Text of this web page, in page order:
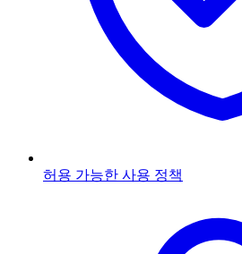
허용 가능한 사용 정책